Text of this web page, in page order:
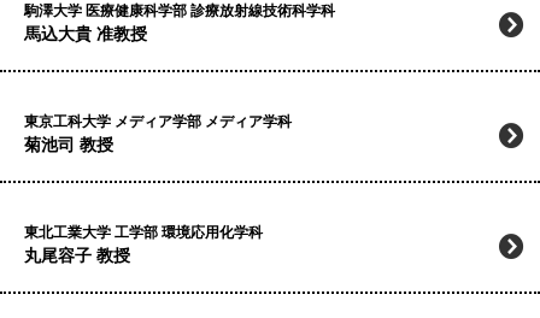
駒澤大学 医療健康科学部 診療放射線技術科学科
馬込大貴 准教授
東京工科大学 メディア学部 メディア学科
菊池司 教授
東北工業大学 工学部 環境応用化学科
丸尾容子 教授